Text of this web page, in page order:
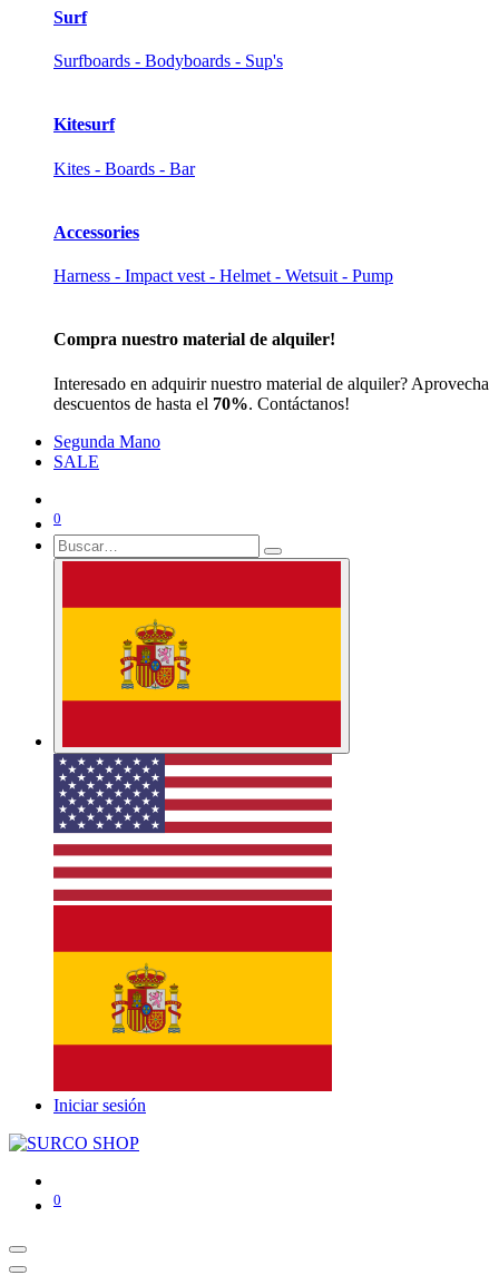
Surf
Surfboards - Bodyboards - Sup's
Kitesurf
Kites - Boards - Bar
Accessories
Harness - Impact vest - Helmet - Wetsuit - Pump
Compra nuestro material de alquiler!
Interesado en adquirir nuestro material de alquiler? Aprovecha
descuentos de hasta el 70%. Contáctanos!
Segunda Mano
SALE
0
Iniciar sesión
0